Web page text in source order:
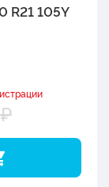
R21 105Y